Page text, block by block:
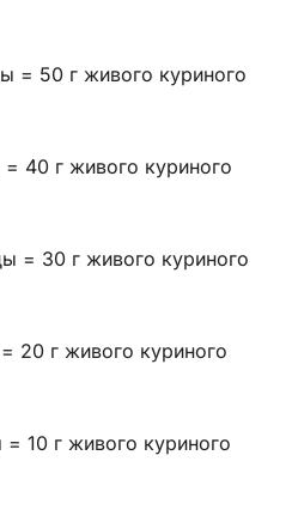
= 50 г живого куриного
40 г живого куриного
= 30 г живого куриного
20 г живого куриного
10 г живого куриного